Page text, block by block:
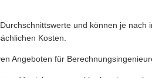
und können je
Kosten.
Angeboten für